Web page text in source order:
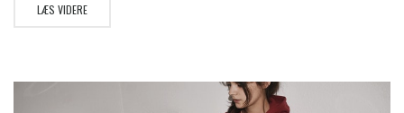
LÆS VIDERE